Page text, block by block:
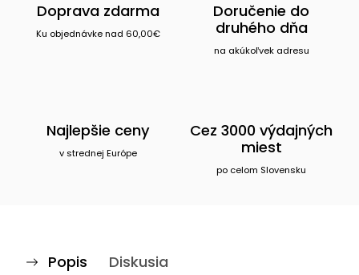
Doprava zdarma
Ku objednávke nad 60,00€
Doručenie do
druhého dňa
na akúkoľvek adresu
Najlepšie ceny
v strednej Európe
Cez 3000 výdajných
miest
po celom Slovensku
Popis Diskusia